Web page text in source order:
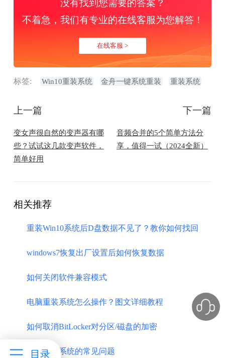
目录
没有找到您需要的答案？
不着急，我们有专业的在线客服为您解答！
在线客服 >
标签: Win10重装系统 金舟一键系统重装 重装系统
上一篇
变女声很自然的变声器有哪
些？试试这几款变声软件，
简单好用
下一篇
音频合并的5个简单方法分
享，值得一试（2024全新）
相关推荐
重装Win10系统后D盘数据不见了？教你如何找回
windows7恢复出厂设置后如何恢复数据
如何关闭软件兼容模式
电脑重装系统怎么操作？图文详细教程
如何取消BitLocker对分区/磁盘的加密
在线重装系统的常见问题